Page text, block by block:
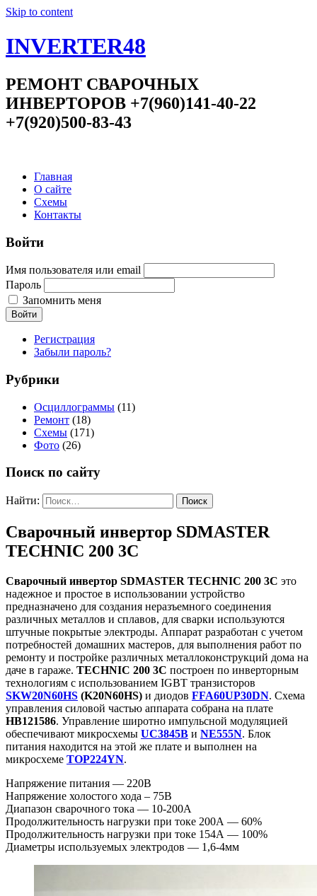
Skip to content
INVERTER48
РЕМОНТ СВАРОЧНЫХ
ИНВЕРТОРОВ +7(960)141-40-22
+7(920)500-83-43
Главная
О сайте
Схемы
Контакты
Войти
Имя пользователя или email
Пароль
Запомнить меня
Войти
Регистрация
Забыли пароль?
Рубрики
Осциллограммы (11)
Ремонт (18)
Схемы (171)
Фото (26)
Поиск по сайту
Найти:
Сварочный инвертор SDMASTER
TECHNIC 200 3C
Сварочный инвертор SDMASTER TECHNIC 200 3C это
надежное и простое в использовании устройство
предназначено для создания неразъемного соединения
различных металлов и сплавов, для сварки используются
штучные покрытые электроды. Аппарат разработан с учетом
потребностей домашних мастеров, для выполнения работ по
ремонту и постройке различных металлоконструкций дома на
даче в гараже. TECHNIC 200 3C построен по инверторным
технологиям с использованием IGBT транзисторов
SKW20N60HS (K20N60HS) и диодов FFA60UP30DN. Схема
управления силовой частью аппарата собрана на плате
HB121586. Управление широтно импульсной модуляцией
обеспечивают микросхемы UC3845B и NE555N. Блок
питания находится на этой же плате и выполнен на
микросхеме TOP224YN.
Напряжение питания — 220В
Напряжение холостого хода – 75В
Диапазон сварочного тока — 10-200А
Продолжительность нагрузки при токе 200А — 60%
Продолжительность нагрузки при токе 154А — 100%
Диаметры используемых электродов — 1,6-4мм